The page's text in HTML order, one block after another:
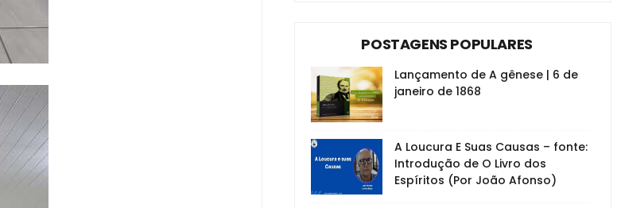
POSTAGENS POPULARES
Lançamento de A gênese | 6 de
janeiro de 1868
A Loucura E Suas Causas – fonte:
Introdução de O Livro dos
Espíritos (Por João Afonso)